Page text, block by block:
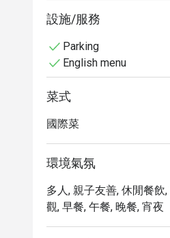
create unforgettable
設施/服務
Parking
English menu
菜式
國際菜
環境氣氛
多人, 親子友善, 休閒餐飲
觀, 早餐, 午餐, 晚餐, 宵夜